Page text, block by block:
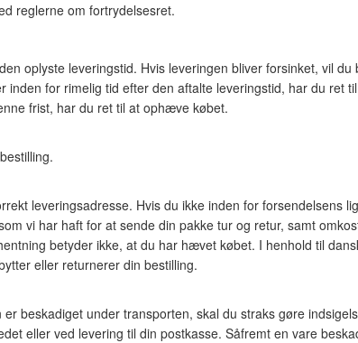
reglerne om fortrydelsesret.
oplyste leveringstid. Hvis leveringen bliver forsinket, vil du
inden for rimelig tid efter den aftalte leveringstid, har du ret
frist, har du ret til at ophæve købet.
leveringsadresse. Hvis du ikke inden for forsendelsens
vi har haft for at sende din pakke tur og retur, samt
betyder ikke, at du har hævet købet. I henhold til
eller returnerer din bestilling.
beskadiget under transporten, skal du straks gøre
eller ved levering til din postkasse. Såfremt en vare